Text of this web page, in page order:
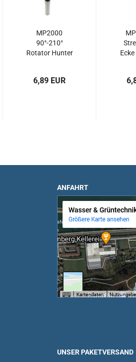
MP2000
90°-210°
Rotator Hunter
6,89 EUR
ANFAHRT
UNSER PAKETVERSAND